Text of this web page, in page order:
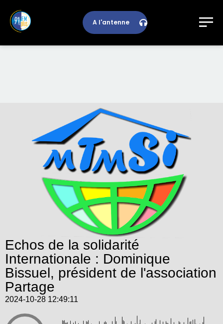
A l'antenne
Echos de la solidarité
Internationale : Dominique
Bissuel, président de l'association
Partage
2024-10-28 12:49:11